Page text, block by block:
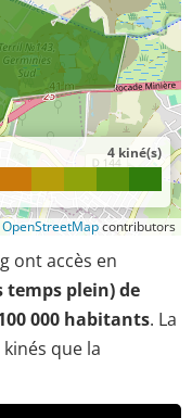
4 kiné(s)
OpenStreetMapcontributors
ont accès en
temps plein) de
000 habitants. La
que la